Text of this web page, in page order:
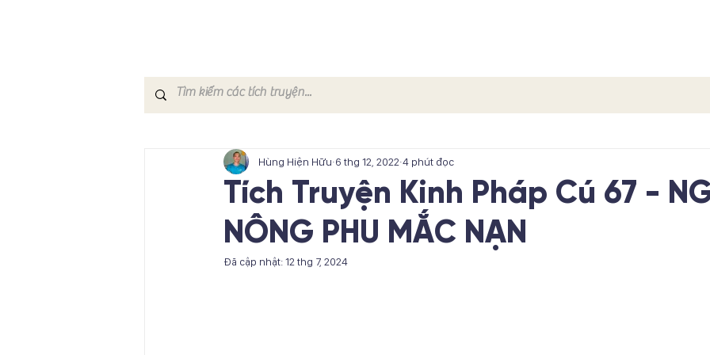
Tích Truyện Kinh Pháp Cú 67 -
NÔNG PHU MẮC NẠN
Hùng Hiện Hữu 6 thg 12, 2022 4 phút đọc
Đã cập nhật:12 thg 7, 2024